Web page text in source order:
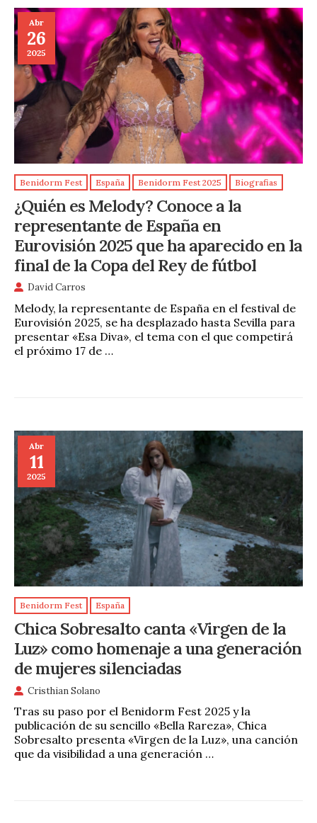
Abr
26
2025
Benidorm Fest España Benidorm Fest 2025 Biografias
¿Quién es Melody? Conoce a la
representante de España en
Eurovisión 2025 que ha aparecido en la
final de la Copa del Rey de fútbol
David Carros
Melody, la representante de España en el festival de
Eurovisión 2025, se ha desplazado hasta Sevilla para
presentar «Esa Diva», el tema con el que competirá
el próximo 17 de …
Abr
11
2025
Benidorm Fest España
Chica Sobresalto canta «Virgen de la
Luz» como homenaje a una generación
de mujeres silenciadas
Cristhian Solano
Tras su paso por el Benidorm Fest 2025 y la
publicación de su sencillo «Bella Rareza», Chica
Sobresalto presenta «Virgen de la Luz», una canción
que da visibilidad a una generación …